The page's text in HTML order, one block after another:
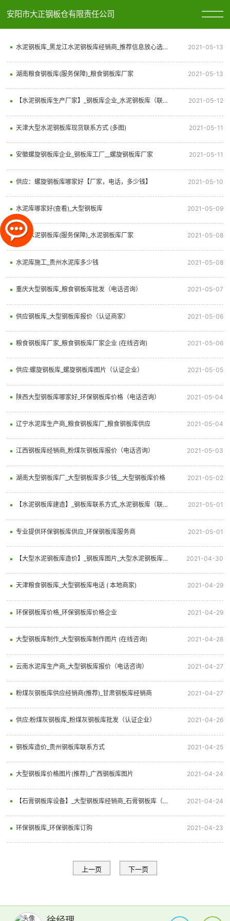
安阳市大正钢板仓有限责任公司
水泥钢板库_黑龙江水泥钢板库经销商_推荐信息放心选择 2021-05-13
湖南粮食钢板库(服务保障)_粮食钢板库厂家 2021-05-13
【水泥钢板库生产厂家】_钢板库企业_水泥钢板库（联系我们） 2021-05-12
天津大型水泥钢板库现货联系方式 (多图) 2021-05-11
安徽螺旋钢板库企业_钢板库工厂__螺旋钢板库厂家 2021-05-11
供应：螺旋钢板库哪家好【厂家，电话，多少钱】 2021-05-10
水泥库哪家好(查看)_大型钢板库 2021-05-09
青海水泥钢板库(服务保障)_水泥钢板库厂家 2021-05-08
水泥库施工_贵州水泥库多少钱 2021-05-08
重庆大型钢板库_粮食钢板库批发（电话咨询） 2021-05-07
供应钢板库_大型钢板库报价（认证商家） 2021-05-06
粮食钢板库厂家_粮食钢板库厂家企业 (在线咨询) 2021-05-06
供应:螺旋钢板库_螺旋钢板库图片（认证企业） 2021-05-05
陕西大型钢板库哪家好_环保钢板库价格（电话咨询） 2021-05-04
辽宁水泥库生产商_粮食钢板库厂_粮食钢板库供应 2021-05-04
江西钢板库经销商_粉煤灰钢板库报价（电话咨询） 2021-05-03
湖南大型钢板库厂_大型钢板库多少钱__大型钢板库价格 2021-05-02
【水泥钢板库建造】_钢板库联系方式_水泥钢板库（联系我们） 2021-05-01
专业提供环保钢板库供应_环保钢板库服务商 2021-05-01
【大型水泥钢板库造价】_钢板库图片_大型水泥钢板库（联系我们） 2021-04-30
天津粮食钢板库_大型钢板库电话 ( 本地商家) 2021-04-29
环保钢板库价格_环保钢板库价格企业 2021-04-29
大型钢板库制作_大型钢板库制作图片 (在线咨询) 2021-04-28
云南水泥库生产商_大型钢板库报价（电话咨询） 2021-04-27
粉煤灰钢板库供应经销商(推荐)_甘肃钢板库经销商 2021-04-27
供应:粉煤灰钢板库_粉煤灰钢板库批发（认证企业） 2021-04-26
钢板库造价_贵州钢板库联系方式 2021-04-25
大型钢板库价格图片(推荐)_广西钢板库图片 2021-04-24
【石膏钢板库设备】_大型钢板库经销商_石膏钢板库（联系我们） 2021-04-24
环保钢板库_环保钢板库订购 2021-04-23
上一页 下一页